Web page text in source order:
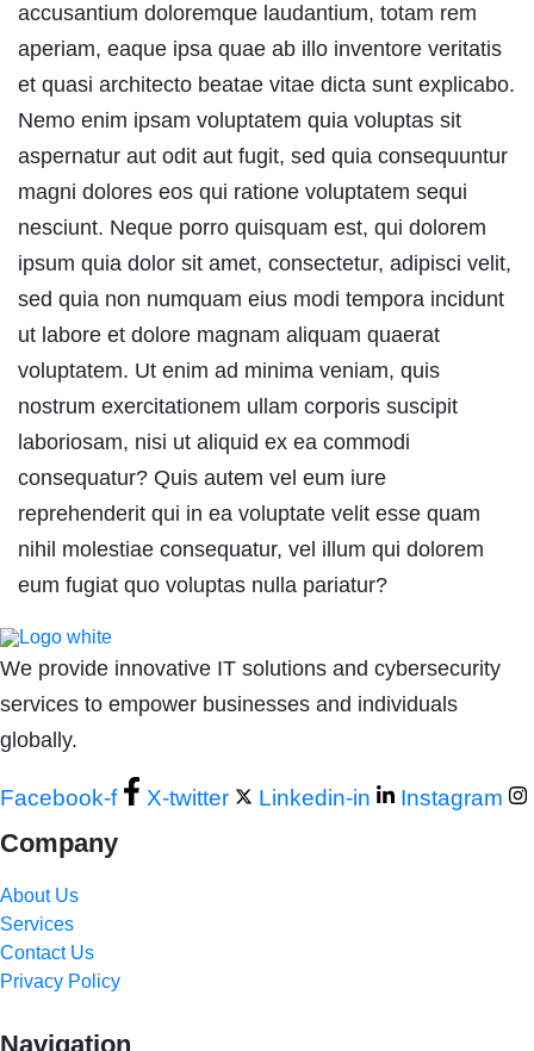
accusantium doloremque laudantium, totam rem
aperiam, eaque ipsa quae ab illo inventore veritatis
et quasi architecto beatae vitae dicta sunt explicabo.
Nemo enim ipsam voluptatem quia voluptas sit
aspernatur aut odit aut fugit, sed quia consequuntur
magni dolores eos qui ratione voluptatem sequi
nesciunt. Neque porro quisquam est, qui dolorem
ipsum quia dolor sit amet, consectetur, adipisci velit,
sed quia non numquam eius modi tempora incidunt
ut labore et dolore magnam aliquam quaerat
voluptatem. Ut enim ad minima veniam, quis
nostrum exercitationem ullam corporis suscipit
laboriosam, nisi ut aliquid ex ea commodi
consequatur? Quis autem vel eum iure
reprehenderit qui in ea voluptate velit esse quam
nihil molestiae consequatur, vel illum qui dolorem
eum fugiat quo voluptas nulla pariatur?
We provide innovative IT solutions and cybersecurity
services to empower businesses and individuals
globally.
Facebook-f X-twitter Linkedin-in Instagram
Company
About Us
Services
Contact Us
Privacy Policy
Navigation